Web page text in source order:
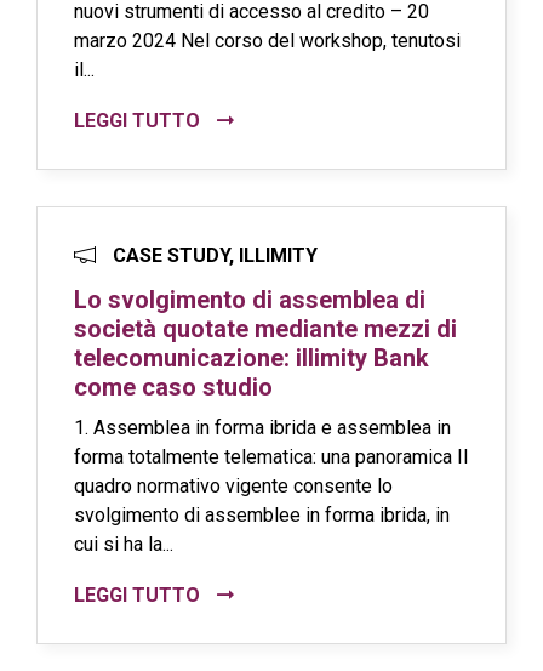
nuovi strumenti di accesso al credito – 20
marzo 2024 Nel corso del workshop, tenutosi
il...
LEGGI TUTTO
CASE STUDY, ILLIMITY
Lo svolgimento di assemblea di
società quotate mediante mezzi di
telecomunicazione: illimity Bank
come caso studio
1. Assemblea in forma ibrida e assemblea in
forma totalmente telematica: una panoramica Il
quadro normativo vigente consente lo
svolgimento di assemblee in forma ibrida, in
cui si ha la...
LEGGI TUTTO